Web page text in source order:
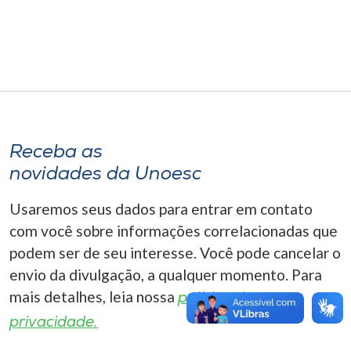
Selecione
o idioma
A+
Receba as
novidades da Unoesc
Usaremos seus dados para entrar em contato
com você sobre informações correlacionadas que
podem ser de seu interesse. Você pode cancelar o
envio da divulgação, a qualquer momento. Para
mais detalhes, leia nossa política de
privacidade.